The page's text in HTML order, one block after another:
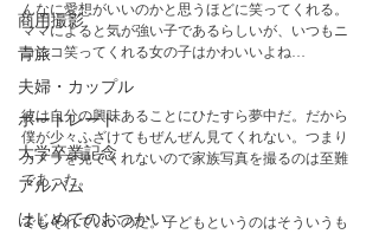
商用撮影
青旅
夫婦・カップル
ポートレート
大学卒業記念
アルバム
はじめてのおつかい
んなに愛想がいいのかと思うほどに笑ってくれる。
ママによると気が強い子であるらしいが、いつもニ
コニコ笑ってくれる女の子はかわいいよね…
彼は自分の興味あることにひたすら夢中だ。だから
僕が少々ふざけてもぜんぜん見てくれない。つまり
カメラを見てくれないので家族写真を撮るのは至難
であった。
でもそれでいいのだ。子どもというのはそういうも